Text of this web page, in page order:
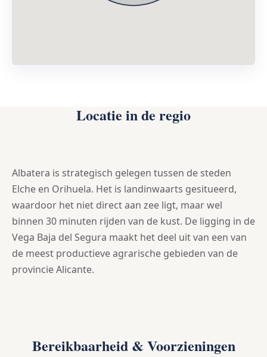
Locatie in de regio
Albatera is strategisch gelegen tussen de steden
Elche en Orihuela. Het is landinwaarts gesitueerd,
waardoor het niet direct aan zee ligt, maar wel
binnen 30 minuten rijden van de kust. De ligging in de
Vega Baja del Segura maakt het deel uit van een van
de meest productieve agrarische gebieden van de
provincie Alicante.
Bereikbaarheid & Voorzieningen